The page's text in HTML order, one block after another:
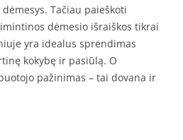
Tačiau paieškoti
dėmesio išraiškos tikrai
yra idealus sprendimas
kokybę ir pasiūlą. O
pažinimas – tai dovana ir